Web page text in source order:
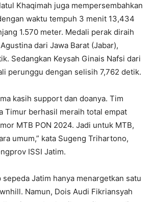
Khaqimah juga mempersembahkan
waktu tempuh 3 menit 13,434
1.570 meter. Medali perak diraih
dari Jawa Barat (Jabar),
Sedangkan Keysah Ginais Nafsi dari
perunggu dengan selisih 7,762 detik.
kasih support dan doanya. Tim
Timur berhasil meraih total empat
MTB PON 2024. Jadi untuk MTB,
umum,” kata Sugeng Trihartono,
ISSI Jatim.
sepeda Jatim hanya menargetkan satu
Namun, Dois Audi Fikriansyah